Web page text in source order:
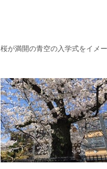
桜が満開の青空の入学式をイメ